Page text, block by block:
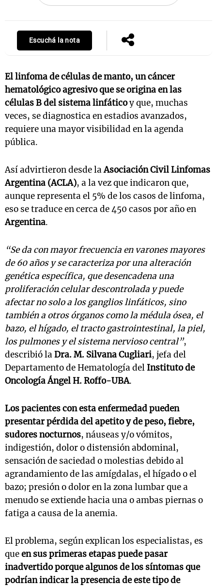
Escuchá la nota
El linfoma de células de manto, un cáncer
hematológico agresivo que se origina en las
células B del sistema linfáticoy que, muchas
veces, se diagnostica en estadios avanzados,
requiere una mayor visibilidad en la agenda
pública.
Así advirtieron desde laAsociación Civil Linfomas
Argentina (ACLA), a la vez que indicaron que,
aunque representa el 5% de los casos de linfoma,
eso se traduce en cerca de 450 casos por año en
Argentina.
“Se da con mayor frecuencia en varones mayores
de 60 años y se caracteriza por una alteración
genética específica, que desencadena una
proliferación celular descontrolada y puede
afectar no solo a los ganglios linfáticos, sino
también a otros órganos como la médula ósea, el
bazo, el hígado, el tracto gastrointestinal, la piel,
los pulmones y el sistema nervioso central”,
describió laDra. M. Silvana Cugliari, jefa del
Departamento de Hematología del Instituto de
Oncología Ángel H. Roffo-UBA.
Los pacientes con esta enfermedad pueden
presentar pérdida del apetito y de peso, fiebre,
sudores nocturnos, náuseas y/o vómitos,
indigestión, dolor o distensión abdominal,
sensación de saciedad o molestias debido al
agrandamiento de las amígdalas, el hígado o el
bazo; presión o dolor en la zona lumbar que a
menudo se extiende hacia una o ambas piernas o
fatiga a causa de la anemia.
El problema, según explican los especialistas, es
queen sus primeras etapas puede pasar
inadvertido porque algunos de los síntomas que
podrían indicar la presencia de este tipo de